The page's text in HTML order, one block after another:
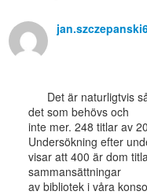
det som behövs och
inte mer. 248 titlar av
Undersökning efter
visar att 400 är dom
sammansättningar
av bibliotek i våra